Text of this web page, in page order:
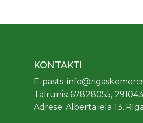
KONTAKTI
E-pasts:
Tālrunis: 67828055,
Adrese: Alberta iela 13,